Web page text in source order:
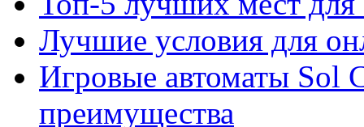
Лучшие условия для
Игровые автоматы Sol
преимущества